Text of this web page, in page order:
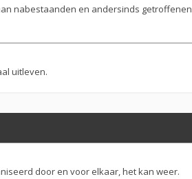
nabestaanden en andersinds getroffenen
uitleven.
door en voor elkaar, het kan weer.